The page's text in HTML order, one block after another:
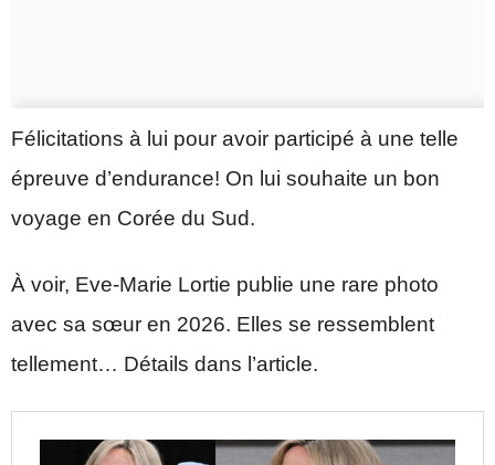
Félicitations à lui pour avoir participé à une telle
épreuve d’endurance! On lui souhaite un bon
voyage en Corée du Sud.
À voir, Eve-Marie Lortie publie une rare photo
avec sa sœur en 2026. Elles se ressemblent
tellement… Détails dans l’article.